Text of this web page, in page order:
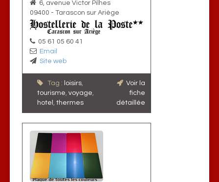
6, avenue Victor Pilhes
09400 - Tarascon sur Ariège
05 61 05 60 41
Email
Site web
Tag : loisirs,
tourisme, voyage,
hotel , thermes
Voir la
fiche
détaillée